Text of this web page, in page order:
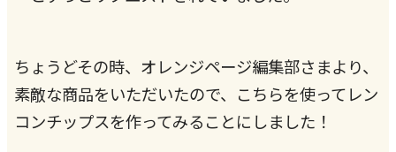
ちょうどその時、オレンジページ編集部さまより、
素敵な商品をいただいたので、こちらを使ってレン
コンチップスを作ってみることにしました！